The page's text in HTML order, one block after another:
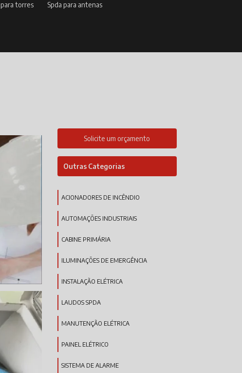
para torres spda para antenas
Solicite um orçamento
Outras Categorias
ACIONADORES DE INCÊNDIO
AUTOMAÇÕES INDUSTRIAIS
CABINE PRIMÁRIA
ILUMINAÇÕES DE EMERGÊNCIA
INSTALAÇÃO ELÉTRICA
LAUDOS SPDA
MANUTENÇÃO ELÉTRICA
PAINEL ELÉTRICO
SISTEMA DE ALARME